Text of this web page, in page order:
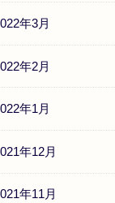
年3月
年2月
年1月
年12月
年11月